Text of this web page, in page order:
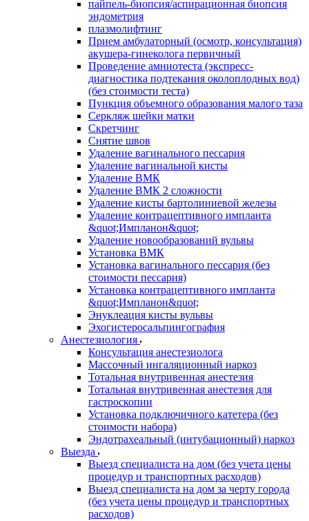
пайпель-биопсия/аспирационная биопсия
эндометрия
плазмолифтинг
Прием амбулаторный (осмотр, консультация)
акушера-гинеколога первичный
Проведение амниотеста (экспресс-
диагностика подтекания околоплодных вод)
(без стоимости теста)
Пункция объемного образования малого таза
Серкляж шейки матки
Скретчинг
Снятие швов
Удаление вагинального пессария
Удаление вагинальной кисты
Удаление ВМК
Удаление ВМК 2 сложности
Удаление кисты бартолиниевой железы
Удаление контрацептивного импланта
&quot;Импланон&quot;
Удаление новообразований вульвы
Установка ВМК
Установка вагинального пессария (без
стоимости пессария)
Установка контрацептивного импланта
&quot;Импланон&quot;
Энуклеация кисты вульвы
Эхогистеросальпингография
Анестезиология
Консультация анестезиолога
Массочный ингаляционный наркоз
Тотальная внутривенная анестезия
Тотальная внутривенная анестезия для
гастроскопии
Установка подключичного катетера (без
стоимости набора)
Эндотрахеальный (интубационный) наркоз
Выезда
Выезд специалиста на дом (без учета цены
процедур и транспортных расходов)
Выезд специалиста на дом за черту города
(без учета цены процедур и транспортных
расходов)